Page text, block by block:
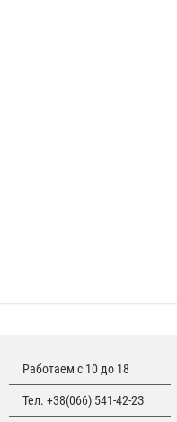
Работаем с 10 до 18
Тел. +38(066) 541-42-2З